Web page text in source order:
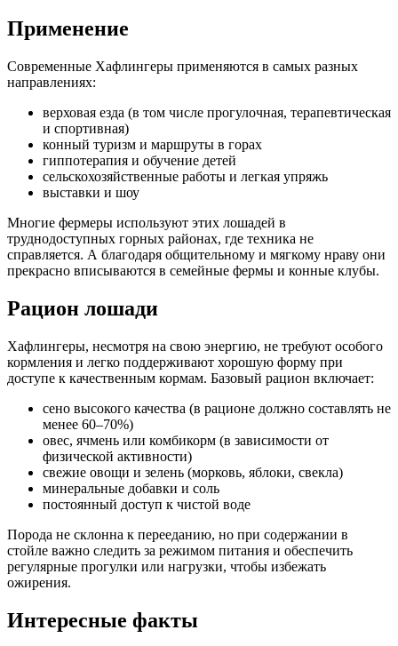
Применение
Современные Хафлингеры применяются в самых разных
направлениях:
верховая езда (в том числе прогулочная, терапевтическая
и спортивная)
конный туризм и маршруты в горах
гиппотерапия и обучение детей
сельскохозяйственные работы и легкая упряжь
выставки и шоу
Многие фермеры используют этих лошадей в
труднодоступных горных районах, где техника не
справляется. А благодаря общительному и мягкому нраву они
прекрасно вписываются в семейные фермы и конные клубы.
Рацион лошади
Хафлингеры, несмотря на свою энергию, не требуют особого
кормления и легко поддерживают хорошую форму при
доступе к качественным кормам. Базовый рацион включает:
сено высокого качества (в рационе должно составлять не
менее 60–70%)
овес, ячмень или комбикорм (в зависимости от
физической активности)
свежие овощи и зелень (морковь, яблоки, свекла)
минеральные добавки и соль
постоянный доступ к чистой воде
Порода не склонна к перееданию, но при содержании в
стойле важно следить за режимом питания и обеспечить
регулярные прогулки или нагрузки, чтобы избежать
ожирения.
Интересные факты